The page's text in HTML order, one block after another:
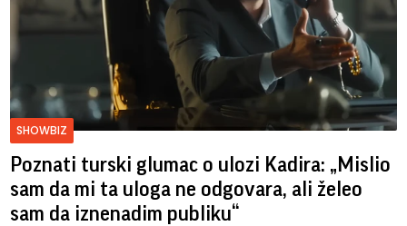
SHOWBIZ
Poznati turski glumac o ulozi Kadira: „Mislio
sam da mi ta uloga ne odgovara, ali želeo
sam da iznenadim publiku“